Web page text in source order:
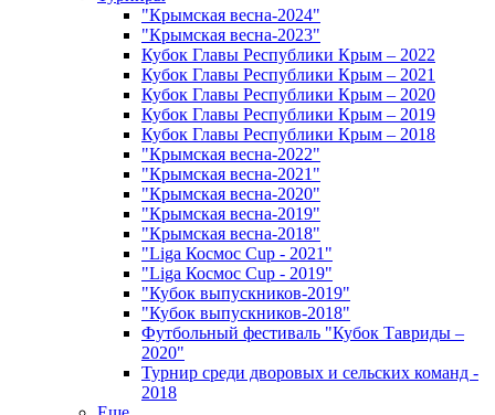
"Крымская весна-2024"
"Крымская весна-2023"
Кубок Главы Республики Крым – 2022
Кубок Главы Республики Крым – 2021
Кубок Главы Республики Крым – 2020
Кубок Главы Республики Крым – 2019
Кубок Главы Республики Крым – 2018
"Крымская весна-2022"
"Крымская весна-2021"
"Крымская весна-2020"
"Крымская весна-2019"
"Крымская весна-2018"
"Liga Космос Cup - 2021"
"Liga Космос Cup - 2019"
"Кубок выпускников-2019"
"Кубок выпускников-2018"
Футбольный фестиваль "Кубок Тавриды –
2020"
Турнир среди дворовых и сельских команд -
2018